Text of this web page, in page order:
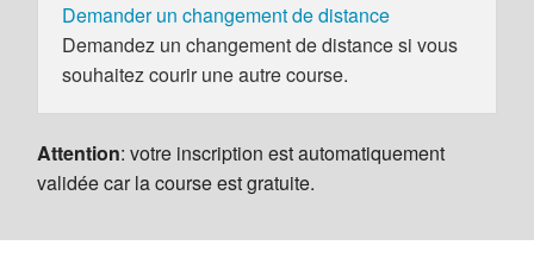
Demander un changement de distance
Demandez un changement de distance si vous
souhaitez courir une autre course.
Attention: votre inscription est automatiquement
validée car la course est gratuite.